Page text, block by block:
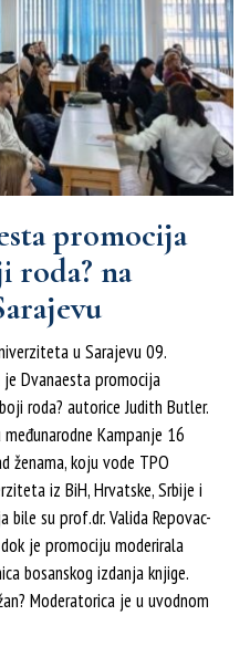
promocija
roda? na
u Sarajevu 09.
je Dvanaesta promocija
roda? autorice Judith Butler.
Kampanje 16
ženama, koju vode TPO
iz BiH, Hrvatske, Srbije i
bile su prof.dr. Valida Repovac-
je promociju moderirala
bosanskog izdanja knjige.
Moderatorica je u uvodnom